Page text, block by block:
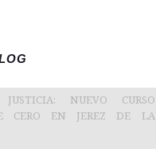
NUEVO CURSO
CERO EN JEREZ DE LA